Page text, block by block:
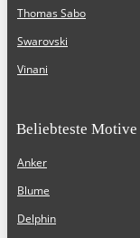
Thomas Sabo
Swarovski
Vinani
Beliebteste Motive
Anker
Blume
Delphin